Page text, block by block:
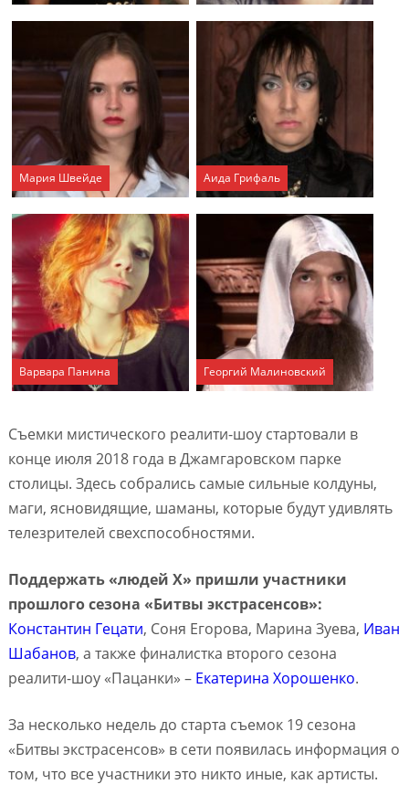
Мария Швейде Аида Грифаль
Варвара Панина Георгий Малиновский
Съемки мистического реалити-шоу стартовали в
конце июля 2018 года в Джамгаровском парке
столицы. Здесь собрались самые сильные колдуны,
маги, ясновидящие, шаманы, которые будут удивлять
телезрителей свехспособностями.
Поддержать «людей X» пришли участники
прошлого сезона «Битвы экстрасенсов»:
Константин Гецати, Соня Егорова, Марина Зуева, Иван
Шабанов, а также финалистка второго сезона
реалити-шоу «Пацанки» – Екатерина Хорошенко.
За несколько недель до старта съемок 19 сезона
«Битвы экстрасенсов» в сети появилась информация о
том, что все участники это никто иные, как артисты.